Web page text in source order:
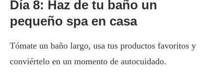
Día 8: Haz de tu baño un
pequeño spa en casa
Tómate un baño largo, usa tus productos favoritos y
conviértelo en un momento de autocuidado.